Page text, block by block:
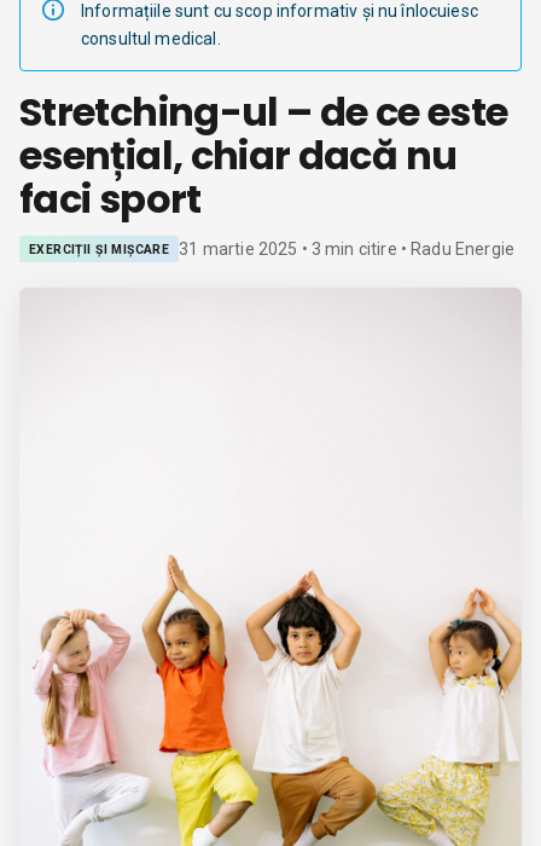
Informațiile sunt cu scop informativ și nu înlocuiesc
consultul medical.
Stretching-ul – de ce este
esențial, chiar dacă nu
faci sport
EXERCIȚII ȘI MIȘCARE 31 martie 2025 • 3 min citire • Radu Energie